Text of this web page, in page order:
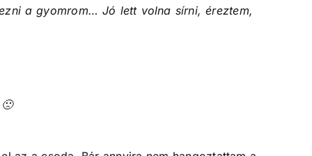
a gyomrom… Jó lett volna sírni, éreztem,